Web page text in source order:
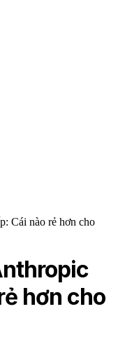
Cái nào rẻ hơn cho
hơn cho